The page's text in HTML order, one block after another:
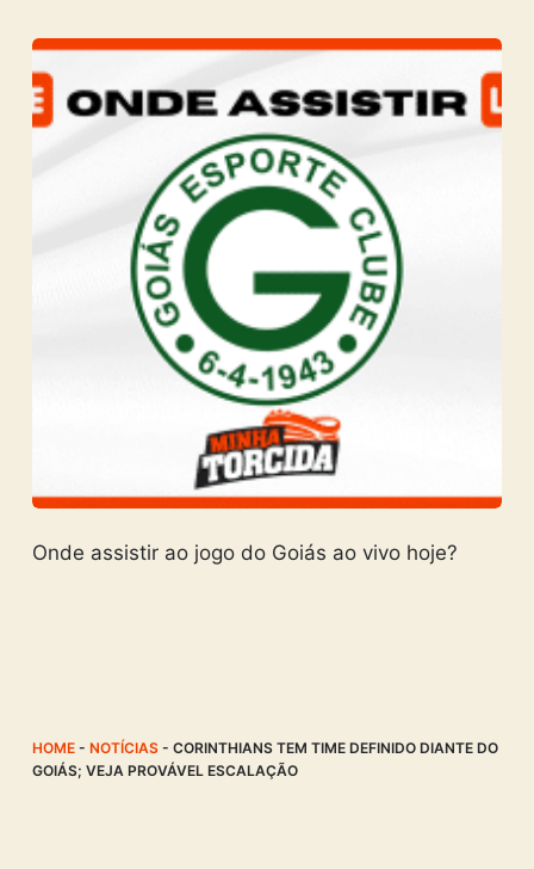
Onde assistir ao jogo do Goiás ao vivo hoje?
HOME- NOTÍCIAS- CORINTHIANS TEM TIME DEFINIDO DIANTE DO
GOIÁS; VEJA PROVÁVEL ESCALAÇÃO